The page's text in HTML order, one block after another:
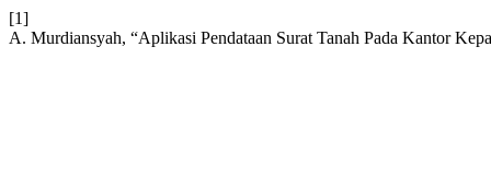
[1]
A. Murdiansyah, “Aplikasi Pendataan Surat Tanah Pada Kantor